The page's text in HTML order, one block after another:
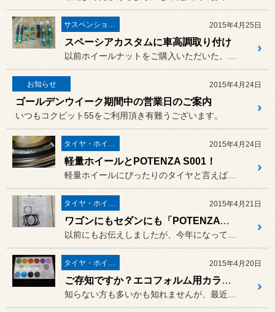
2015年4月25日
スペーシアカスタムに車高調取り付け
お知らせ 2015年4月24日
ゴールデンウイーク期間中の営業日のご案内
いつもコクピット55をご利用頂き有難うございます。
2015年4月24日
軽量ホイールとPOTENZA S001！
軽量ホイールにぴったりのタイヤと言えば、もちろん「POTENZA」...
2015年4月21日
ワゴンにもセダンにも「POTENZA S001」
2015年4月20日
ご存知ですか？エコフォルム用カラーセンターキャップ